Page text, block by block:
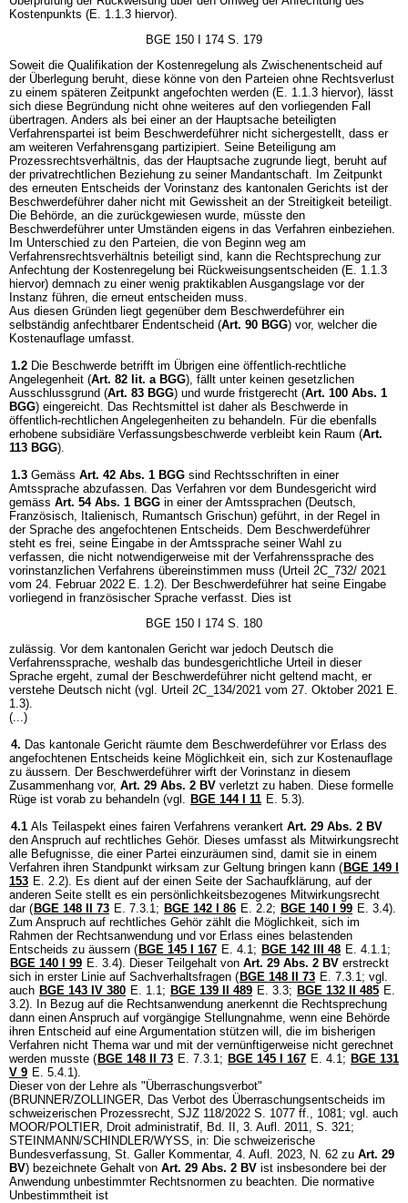
Kostenpunkts (E. 1.1.3 hiervor).
BGE 150 I 174 S. 179
Soweit die Qualifikation der Kostenregelung als Zwischenentscheid auf
der Überlegung beruht, diese könne von den Parteien ohne Rechtsverlust
zu einem späteren Zeitpunkt angefochten werden (E. 1.1.3 hiervor), lässt
sich diese Begründung nicht ohne weiteres auf den vorliegenden Fall
übertragen. Anders als bei einer an der Hauptsache beteiligten
Verfahrenspartei ist beim Beschwerdeführer nicht sichergestellt, dass er
am weiteren Verfahrensgang partizipiert. Seine Beteiligung am
Prozessrechtsverhältnis, das der Hauptsache zugrunde liegt, beruht auf
der privatrechtlichen Beziehung zu seiner Mandantschaft. Im Zeitpunkt
des erneuten Entscheids der Vorinstanz des kantonalen Gerichts ist der
Beschwerdeführer daher nicht mit Gewissheit an der Streitigkeit beteiligt.
Die Behörde, an die zurückgewiesen wurde, müsste den
Beschwerdeführer unter Umständen eigens in das Verfahren einbeziehen.
Im Unterschied zu den Parteien, die von Beginn weg am
Verfahrensrechtsverhältnis beteiligt sind, kann die Rechtsprechung zur
Anfechtung der Kostenregelung bei Rückweisungsentscheiden (E. 1.1.3
hiervor) demnach zu einer wenig praktikablen Ausgangslage vor der
Instanz führen, die erneut entscheiden muss.
Aus diesen Gründen liegt gegenüber dem Beschwerdeführer ein
selbständig anfechtbarer Endentscheid (Art. 90 BGG) vor, welcher die
Kostenauflage umfasst.
1.2 Die Beschwerde betrifft im Übrigen eine öffentlich-rechtliche
Angelegenheit (Art. 82 lit. a BGG), fällt unter keinen gesetzlichen
Ausschlussgrund (Art. 83 BGG) und wurde fristgerecht (Art. 100 Abs. 1
BGG) eingereicht. Das Rechtsmittel ist daher als Beschwerde in
öffentlich-rechtlichen Angelegenheiten zu behandeln. Für die ebenfalls
erhobene subsidiäre Verfassungsbeschwerde verbleibt kein Raum (Art.
113 BGG).
1.3 Gemäss Art. 42 Abs. 1 BGG sind Rechtsschriften in einer
Amtssprache abzufassen. Das Verfahren vor dem Bundesgericht wird
gemäss Art. 54 Abs. 1 BGG in einer der Amtssprachen (Deutsch,
Französisch, Italienisch, Rumantsch Grischun) geführt, in der Regel in
der Sprache des angefochtenen Entscheids. Dem Beschwerdeführer
steht es frei, seine Eingabe in der Amtssprache seiner Wahl zu
verfassen, die nicht notwendigerweise mit der Verfahrenssprache des
vorinstanzlichen Verfahrens übereinstimmen muss (Urteil 2C_732/ 2021
vom 24. Februar 2022 E. 1.2). Der Beschwerdeführer hat seine Eingabe
vorliegend in französischer Sprache verfasst. Dies ist
BGE 150 I 174 S. 180
zulässig. Vor dem kantonalen Gericht war jedoch Deutsch die
Verfahrenssprache, weshalb das bundesgerichtliche Urteil in dieser
Sprache ergeht, zumal der Beschwerdeführer nicht geltend macht, er
verstehe Deutsch nicht (vgl. Urteil 2C_134/2021 vom 27. Oktober 2021 E.
1.3).
(...)
4. Das kantonale Gericht räumte dem Beschwerdeführer vor Erlass des
angefochtenen Entscheids keine Möglichkeit ein, sich zur Kostenauflage
zu äussern. Der Beschwerdeführer wirft der Vorinstanz in diesem
Zusammenhang vor, Art. 29 Abs. 2 BV verletzt zu haben. Diese formelle
Rüge ist vorab zu behandeln (vgl. BGE 144 I 11 E. 5.3).
4.1 Als Teilaspekt eines fairen Verfahrens verankert Art. 29 Abs. 2 BV
den Anspruch auf rechtliches Gehör. Dieses umfasst als Mitwirkungsrecht
alle Befugnisse, die einer Partei einzuräumen sind, damit sie in einem
Verfahren ihren Standpunkt wirksam zur Geltung bringen kann ( BGE 149 I
153 E. 2.2). Es dient auf der einen Seite der Sachaufklärung, auf der
anderen Seite stellt es ein persönlichkeitsbezogenes Mitwirkungsrecht
dar ( BGE 148 II 73 E. 7.3.1; BGE 142 I 86 E. 2.2; BGE 140 I 99 E. 3.4).
Zum Anspruch auf rechtliches Gehör zählt die Möglichkeit, sich im
Rahmen der Rechtsanwendung und vor Erlass eines belastenden
Entscheids zu äussern ( BGE 145 I 167 E. 4.1; BGE 142 III 48 E. 4.1.1;
BGE 140 I 99 E. 3.4). Dieser Teilgehalt von Art. 29 Abs. 2 BV erstreckt
sich in erster Linie auf Sachverhaltsfragen ( BGE 148 II 73 E. 7.3.1; vgl.
auch BGE 143 IV 380 E. 1.1; BGE 139 II 489 E. 3.3; BGE 132 II 485 E.
3.2). In Bezug auf die Rechtsanwendung anerkennt die Rechtsprechung
dann einen Anspruch auf vorgängige Stellungnahme, wenn eine Behörde
ihren Entscheid auf eine Argumentation stützen will, die im bisherigen
Verfahren nicht Thema war und mit der vernünftigerweise nicht gerechnet
werden musste ( BGE 148 II 73 E. 7.3.1; BGE 145 I 167 E. 4.1; BGE 131
V 9 E. 5.4.1).
Dieser von der Lehre als "Überraschungsverbot"
(BRUNNER/ZOLLINGER, Das Verbot des Überraschungsentscheids im
schweizerischen Prozessrecht, SJZ 118/2022 S. 1077 ff., 1081; vgl. auch
MOOR/POLTIER, Droit administratif, Bd. II, 3. Aufl. 2011, S. 321;
STEINMANN/SCHINDLER/WYSS, in: Die schweizerische
Bundesverfassung, St. Galler Kommentar, 4. Aufl. 2023, N. 62 zu Art. 29
BV) bezeichnete Gehalt von Art. 29 Abs. 2 BV ist insbesondere bei der
Anwendung unbestimmter Rechtsnormen zu beachten. Die normative
Unbestimmtheit ist